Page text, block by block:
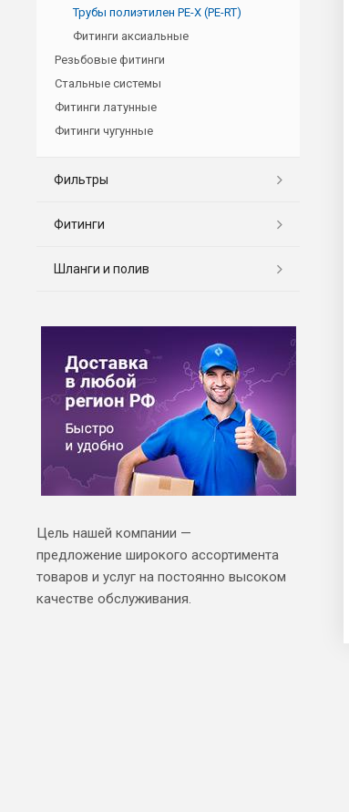
Трубы полиэтилен PE-X (PE-RT)
Фитинги аксиальные
Резьбовые фитинги
Стальные системы
Фитинги латунные
Фитинги чугунные
Фильтры
Фитинги
Шланги и полив
Цель нашей компании —
предложение широкого ассортимента
товаров и услуг на постоянно высоком
качестве обслуживания.